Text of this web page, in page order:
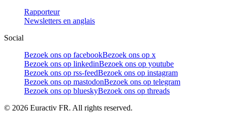
Rapporteur
Newsletters en anglais
Social
Bezoek ons op facebookBezoek ons op x
Bezoek ons op linkedinBezoek ons op youtube
Bezoek ons op rss-feedBezoek ons op instagram
Bezoek ons op mastodonBezoek ons op telegram
Bezoek ons op blueskyBezoek ons op threads
© 2026 Euractiv FR. All rights reserved.